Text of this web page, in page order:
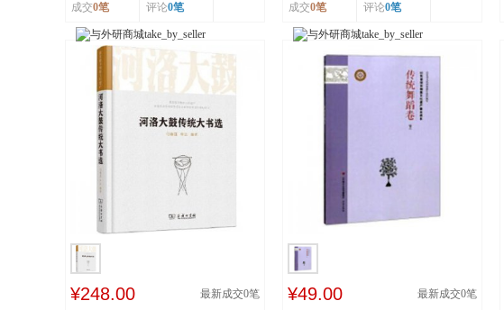
成交0笔 评论0笔 成交0笔 评论0笔
¥248.00 最新成交0笔 ¥49.00 最新成交0笔